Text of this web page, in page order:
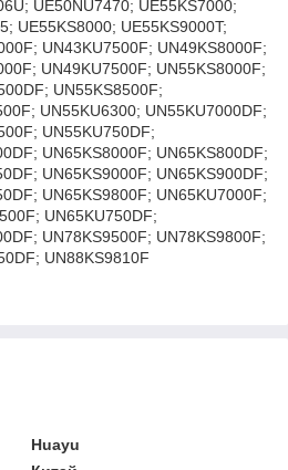
UE50NU7470; UE55KS7000;
UE55KS8000; UE55KS9000T;
UN43KU7500F; UN49KS8000F;
UN49KU7500F; UN55KS8000F;
UN55KS8500F;
UN55KU6300; UN55KU7000DF;
UN55KU750DF;
UN65KS8000F; UN65KS800DF;
UN65KS9000F; UN65KS900DF;
UN65KS9800F; UN65KU7000F;
UN65KU750DF;
UN78KS9500F; UN78KS9800F;
UN88KS9810F
Huayu